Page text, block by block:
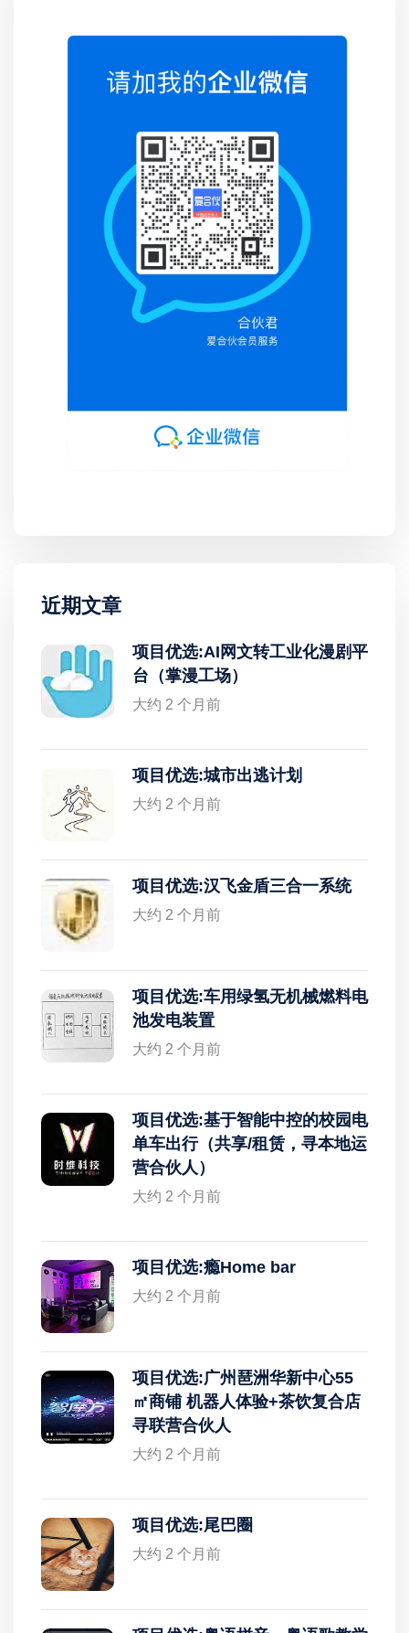
近期文章
项目优选:AI网文转工业化漫剧平
台（掌漫工场）
大约 2 个月前
项目优选:城市出逃计划
大约 2 个月前
项目优选:汉飞金盾三合一系统
大约 2 个月前
项目优选:车用绿氢无机械燃料电
池发电装置
大约 2 个月前
项目优选:基于智能中控的校园电
单车出行（共享/租赁，寻本地运
营合伙人）
大约 2 个月前
项目优选:瘾Home bar
大约 2 个月前
项目优选:广州琶洲华新中心55
㎡商铺 机器人体验+茶饮复合店
寻联营合伙人
大约 2 个月前
项目优选:尾巴圈
大约 2 个月前